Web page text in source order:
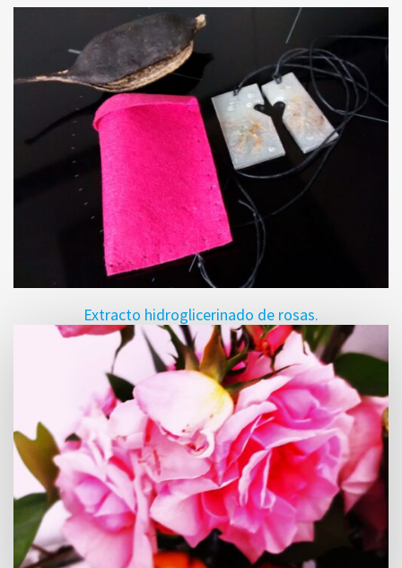
Extracto hidroglicerinado de rosas.